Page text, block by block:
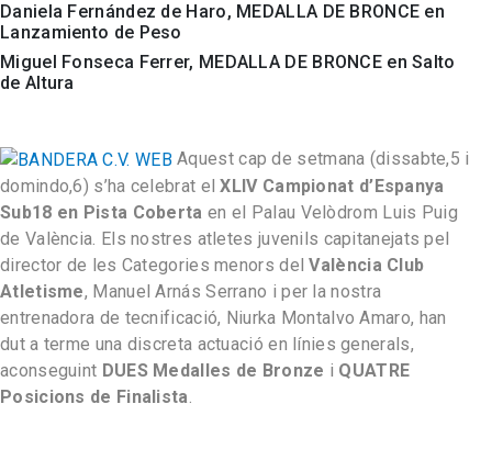
Daniela Fernández de Haro, MEDALLA DE BRONCE en
Lanzamiento de Peso
Miguel Fonseca Ferrer, MEDALLA DE BRONCE en Salto
de Altura
Aquest cap de setmana (dissabte,5 i
domindo,6) s’ha celebrat elXLIV Campionat d’Espanya
Sub18 en Pista Coberta en el Palau Velòdrom Luis Puig
de València. Els nostres atletes juvenils capitanejats pel
director de les Categories menors delValència Club
Atletisme, Manuel Arnás Serrano i per la nostra
entrenadora de tecnificació, Niurka Montalvo Amaro, han
dut a terme una discreta actuació en línies generals,
aconseguint DUES Medalles de Bronze i QUATRE
Posicions de Finalista